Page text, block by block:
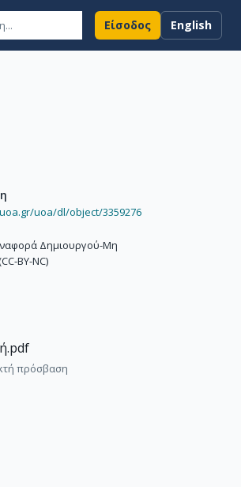
Είσοδος English
uoa/dl/object/3359276
Δημιουργού-Μη
BY-NC)
πρόσβαση